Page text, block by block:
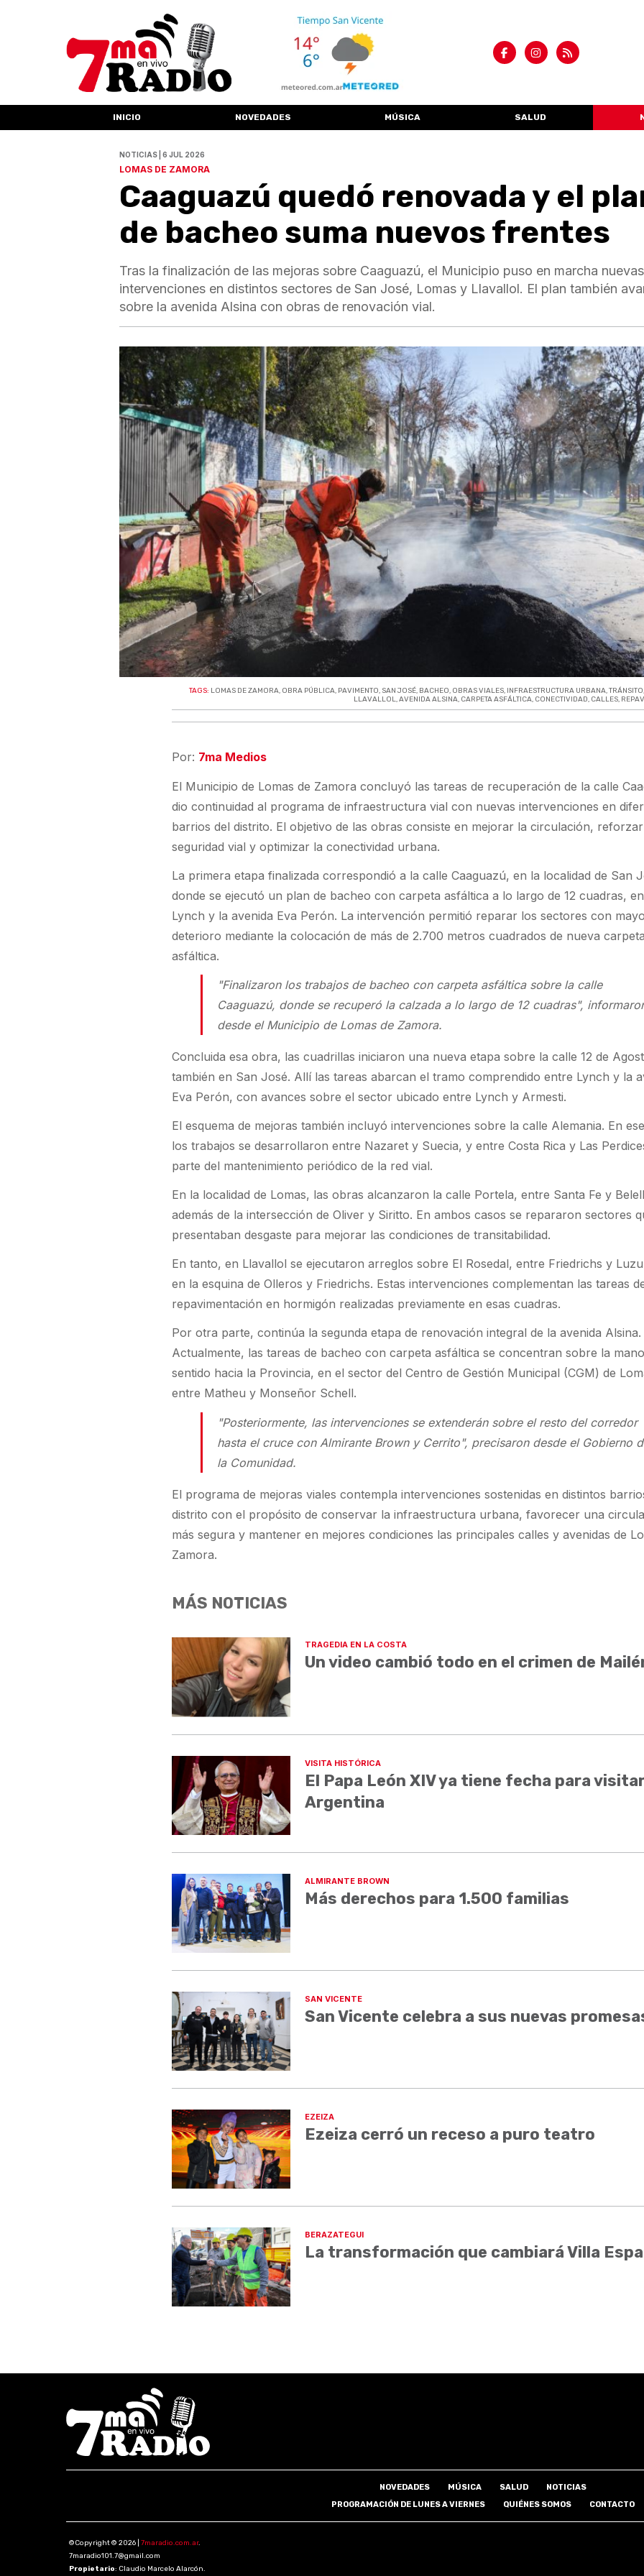
INICIO NOVEDADES MÚSICA SALUD
NOTICIAS | 6 JUL 2026
LOMAS DE ZAMORA
Caaguazú quedó renovada y el
de bacheo suma nuevos frentes
Tras la finalización de las mejoras sobre Caaguazú, el Municipio puso en marcha nuevas
intervenciones en distintos sectores de San José, Lomas y Llavallol. El plan también
sobre la avenida Alsina con obras de renovación vial.
TAGS: LOMAS DE ZAMORA, OBRA PÚBLICA, PAVIMENTO, SAN JOSÉ, BACHEO, OBRAS VIALES, INFRAESTRUCTURA URBANA,TRÁNSITO
LLAVALLOL,AVENIDA ALSINA, CARPETA ASFÁLTICA, CONECTIVIDAD, CALLES,
Por: 7ma Medios
El Municipio de Lomas de Zamora concluyó las tareas de recuperación de la calle
dio continuidad al programa de infraestructura vial con nuevas intervenciones en
barrios del distrito. El objetivo de las obras consiste en mejorar la circulación,
seguridad vial y optimizar la conectividad urbana.
La primera etapa finalizada correspondió a la calle Caaguazú, en la localidad de San
donde se ejecutó un plan de bacheo con carpeta asfáltica a lo largo de 12 cuadras,
Lynch y la avenida Eva Perón. La intervención permitió reparar los sectores con
deterioro mediante la colocación de más de 2.700 metros cuadrados de nueva
asfáltica.
"Finalizaron los trabajos de bacheo con carpeta asfáltica sobre la calle
Caaguazú, donde se recuperó la calzada a lo largo de 12 cuadras",
desde el Municipio de Lomas de Zamora.
Concluida esa obra, las cuadrillas iniciaron una nueva etapa sobre la calle 12 de
también en San José. Allí las tareas abarcan el tramo comprendido entre Lynch y la
Eva Perón, con avances sobre el sector ubicado entre Lynch y Armesti.
El esquema de mejoras también incluyó intervenciones sobre la calle Alemania. En
los trabajos se desarrollaron entre Nazaret y Suecia, y entre Costa Rica y Las
parte del mantenimiento periódico de la red vial.
En la localidad de Lomas, las obras alcanzaron la calle Portela, entre Santa Fe y
además de la intersección de Oliver y Siritto. En ambos casos se repararon sectores
presentaban desgaste para mejorar las condiciones de transitabilidad.
En tanto, en Llavallol se ejecutaron arreglos sobre El Rosedal, entre Friedrichs y
en la esquina de Olleros y Friedrichs. Estas intervenciones complementan las tareas
repavimentación en hormigón realizadas previamente en esas cuadras.
Por otra parte, continúa la segunda etapa de renovación integral de la avenida Alsina.
Actualmente, las tareas de bacheo con carpeta asfáltica se concentran sobre la
sentido hacia la Provincia, en el sector del Centro de Gestión Municipal (CGM) de
entre Matheu y Monseñor Schell.
"Posteriormente, las intervenciones se extenderán sobre el resto del corredor
hasta el cruce con Almirante Brown y Cerrito", precisaron desde el Gobierno
la Comunidad.
El programa de mejoras viales contempla intervenciones sostenidas en distintos
distrito con el propósito de conservar la infraestructura urbana, favorecer una
más segura y mantener en mejores condiciones las principales calles y avenidas de
Zamora.
MÁS NOTICIAS
TRAGEDIA EN LA COSTA
Un video cambió todo en el crimen de
VISITA HISTÓRICA
El Papa León XIV ya tiene fecha para
Argentina
ALMIRANTE BROWN
Más derechos para 1.500 familias
SAN VICENTE
San Vicente celebra a sus nuevas
EZEIZA
Ezeiza cerró un receso a puro teatro
BERAZATEGUI
La transformación que cambiará Villa
NOVEDADES MÚSICA SALUD
NOTICIAS
PROGRAMACIÓN DE LUNES A VIERNES
QUIÉNES SOMOS CONTACTO
©Copyright © 2026 | 7maradio.com.ar.
7maradio101.7@gmail.com
Propietario: Claudio Marcelo Alarcón.